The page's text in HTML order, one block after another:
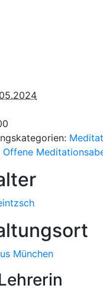
Offene
München